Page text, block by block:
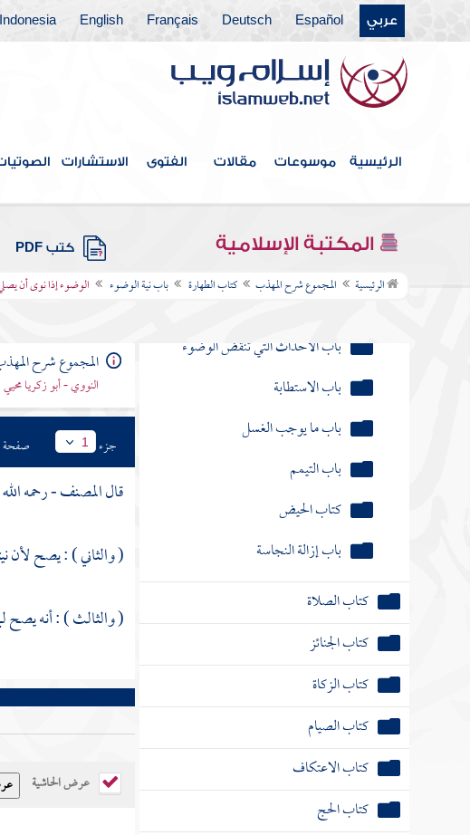
عربي Español
Deutsch
Français
English
Indonesia
الرئيسية موسوعات مقالات الفتوى الاستشارات
المكتبة الإسلامية كتب PDF
الرئيسية المجموع شرح المهذب كتاب الطهارة باب نية الوضوء الوضوء إذا نوى أن
أحدث أحداثا ونوى رفع حدث
منها
الوضوء إذا نوى أن يصلي به صلاة
وأن لا يصلي غيرها
نوى نية صحيحة ثم غير النية في
بعض الأعضاء
باب الأحداث التي تنقض الوضوء
باب الاستطابة
باب ما يوجب الغسل
باب التيمم
كتاب الحيض
باب إزالة النجاسة
كتاب الصلاة
كتاب الجنائز
كتاب الزكاة
كتاب الصيام
كتاب الاعتكاف
كتاب الحج
المجموع شرح
النووي - أبو زكريا
جزء 1 صفحة
قالالمصنف- رحمه
( والثاني ) : يصح لأن
( والثالث ) : أنه يصح
عرض الحاشية